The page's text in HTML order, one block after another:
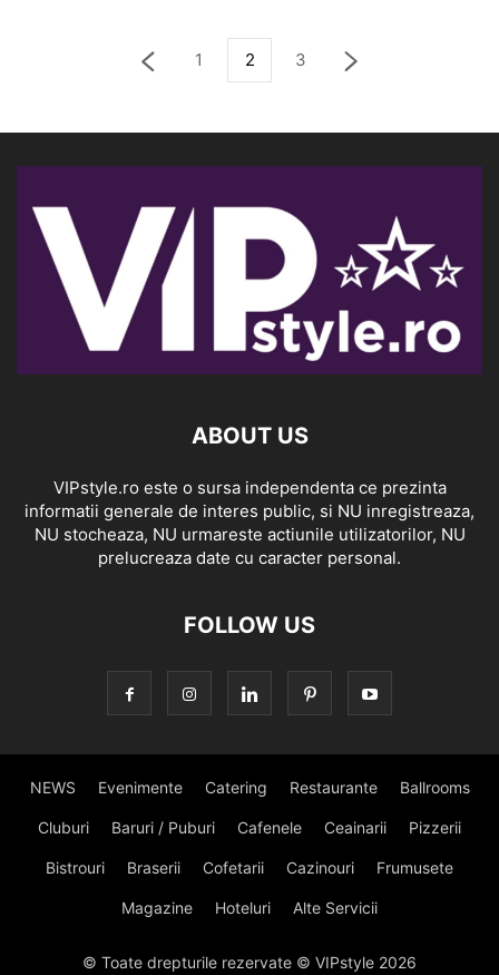
1 2 3
ABOUT US
VIPstyle.ro este o sursa independenta ce prezinta
informatii generale de interes public, si NU inregistreaza,
NU stocheaza, NU urmareste actiunile utilizatorilor, NU
prelucreaza date cu caracter personal.
FOLLOW US
NEWS Evenimente Catering Restaurante Ballrooms
Cluburi Baruri / Puburi Cafenele Ceainarii Pizzerii
Bistrouri Braserii Cofetarii Cazinouri Frumusete
Magazine Hoteluri Alte Servicii
© Toate drepturile rezervate © VIPstyle 2026